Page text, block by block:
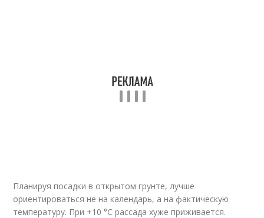
Планируя посадки в открытом грунте, лучше
ориентироваться не на календарь, а на фактическую
температуру. При +10 °С рассада хуже приживается.